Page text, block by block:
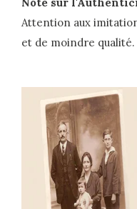
Attention aux
et de moindre qualité.